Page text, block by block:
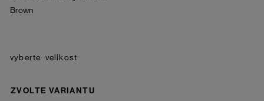
Brown
velikost
ZVOLTE VARIANTU